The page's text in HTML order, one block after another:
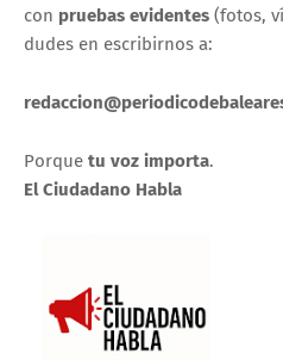
con pruebas evidentes (fotos,
dudes en escribirnos a:
Porque tu voz importa.
El Ciudadano Habla